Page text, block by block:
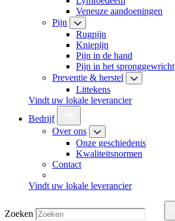
Veneuze aandoeningen
Pijn
Rugpijn
Kniepijn
Pijn in de hand
Pijn in het spronggewricht
Preventie & herstel
Littekens
Vindt uw lokale leverancier
Bedrijf
Over ons
Onze geschiedenis
Kwaliteitsnormen
Contact
Vindt uw lokale leverancier
Zoeken